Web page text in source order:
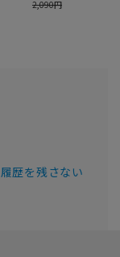
履歴を残さない